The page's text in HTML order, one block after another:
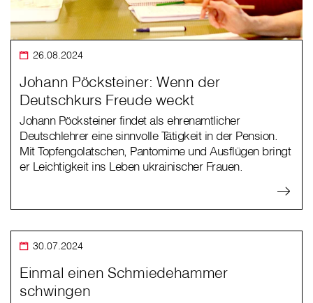
26.08.2024
Johann Pöcksteiner: Wenn der
Deutschkurs Freude weckt
Johann Pöcksteiner findet als ehrenamtlicher
Deutschlehrer eine sinnvolle Tätigkeit in der Pension.
Mit Topfengolatschen, Pantomime und Ausflügen bringt
er Leichtigkeit ins Leben ukrainischer Frauen.
30.07.2024
Einmal einen Schmiedehammer
schwingen